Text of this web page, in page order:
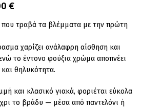
€
τραβά τα βλέμματα με την πρώτη
χαρίζει ανάλαφρη αίσθηση και
το έντονο φούξια χρώμα αποπνέει
θηλυκότητα.
και κλασικό γιακά, φοριέται εύκολα
το βράδυ — μέσα από παντελόνι ή